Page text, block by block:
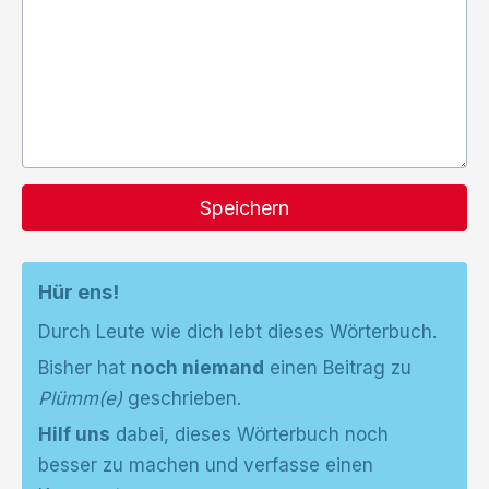
Speichern
Hür ens!
Durch Leute wie dich lebt dieses Wörterbuch.
Bisher hat noch niemand einen Beitrag zu
Plümm(e) geschrieben.
Hilf uns dabei, dieses Wörterbuch noch
besser zu machen und verfasse einen